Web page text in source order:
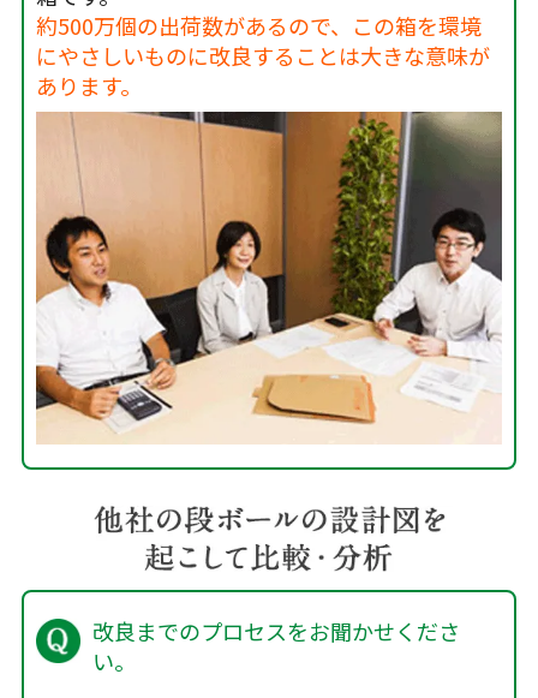
約500万個の出荷数があるので、この箱を環境
にやさしいものに改良することは大きな意味が
あります。
改良までのプロセスをお聞かせくださ
い。